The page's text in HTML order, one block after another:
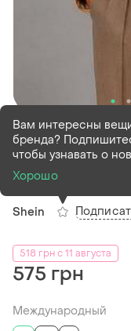
В наличии2 шт
Новая
курточка
Shein
Вам интересны
бренда?
чтобы узнавать о
Хорошо
518 грн с 11 августа
575 грн
Международный